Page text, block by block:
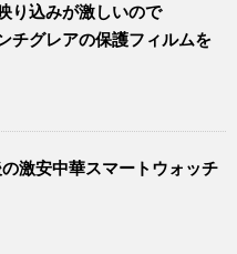
り込みが激しいので
チグレアの保護フィルムを
激安中華スマートウォッチ